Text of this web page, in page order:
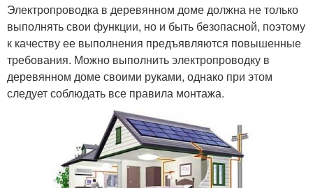
Электропроводка в деревянном доме должна не только
выполнять свои функции, но и быть безопасной, поэтому
к качеству ее выполнения предъявляются повышенные
требования. Можно выполнить электропроводку в
деревянном доме своими руками, однако при этом
следует соблюдать все правила монтажа.